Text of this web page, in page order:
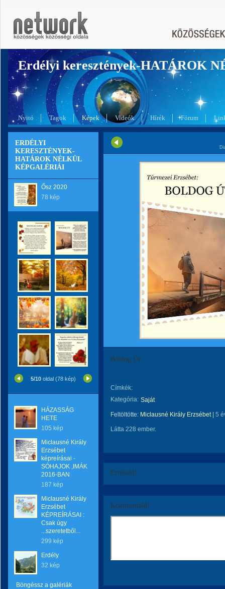
Erdélyi keresztények-HATÁROK
Nyitó Tagok Képek Videók Hírek Fórum
ERDÉLYI
KERESZTÉNYEK-
HATÁROK NÉLKÜL
KÉPGALÉRIÁI
Ősz 2020
78 kép
5/10 oldal (78 kép)
HÁZASSÁG
HETE
105 kép
Miclausné Király
Erzsébet
képreírásai -
SÓHAJOK ,IMÁK
2016-BAN
187 kép
Miclausné Király
Erzsébet
KÉPREÍRÁSAI :
Csak úgy
...szeretetből...
299 kép
Erdély
32 kép
Böngéssz a galériák
Boldog Út
Címkék:
Kategória: Saját
Feltöltötte: Miclausné Király Erzsébet| 5
Látta 228 ember.
Értékeld!
Kommentáld!